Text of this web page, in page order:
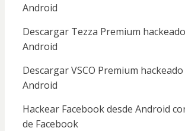
Android
Descargar Tezza Premium
Android
Descargar VSCO Premium
Android
Hackear Facebook desde Android
de Facebook